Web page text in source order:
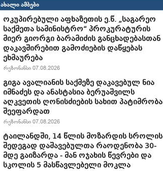
ახალი ამბები
ოკუპირებული აფხაზეთის ე.წ. „საგარეო
საქმეთა სამინისტრო“ პროკურატურის
მიერ გიორგი ბარამიძის განცხადებასთან
დაკავშირებით გამოძიების დაწყებას
ეხმაურება
რეზონანსი 07.08.2026
გიგა ავალიანის საქმეზე დაკავებულ ნია
იმნაძეს და ანასტასია ბერუაშვილს
აღკვეთის ღონისძიების სახით პატიმრობა
შეეფარდათ
რეზონანსი 07.08.2026
ტაილანდში, 14 წლის მოზარდის სროლის
შედეგად დაშავებულთა რაოდენობა 30-
მდე გაიზარდა - მან ოჯახის წევრები და
სკოლის 5 მასწავლებელი მოკლა